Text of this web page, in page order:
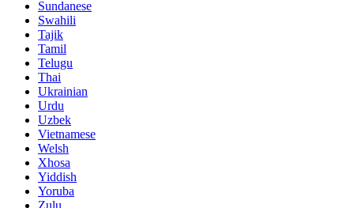
Sundanese
Swahili
Tajik
Tamil
Telugu
Thai
Ukrainian
Urdu
Uzbek
Vietnamese
Welsh
Xhosa
Yiddish
Yoruba
Zulu